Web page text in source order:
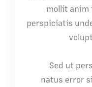
mollit anim
perspiciatis
Sed ut
natus error